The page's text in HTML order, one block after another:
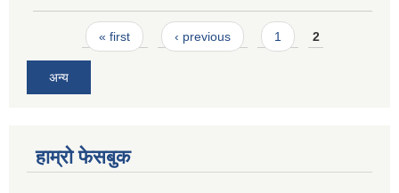
Pages« first ‹ previous 1 2
अन्य
हाम्रो फेसबुक